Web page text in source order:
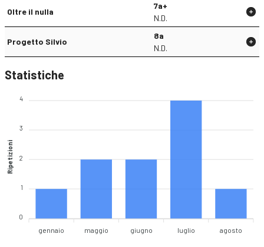
Oltre il nulla
7a+
N.D.
Progetto Silvio
8a
N.D.
Statistiche
4
3
2
1
0
Ripetizioni
gennaio maggio giugno luglio agosto